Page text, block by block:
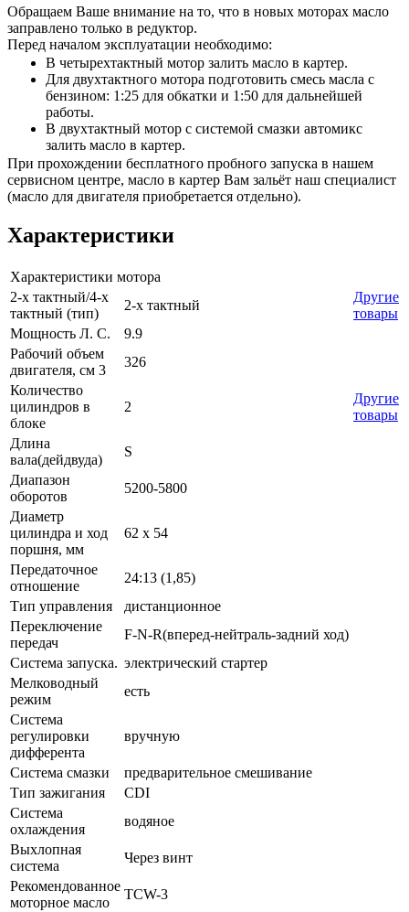
Обращаем Ваше внимание на то, что в новых моторах масло
заправлено только в редуктор.
Перед началом эксплуатации необходимо:
В четырехтактный мотор залить масло в картер.
Для двухтактного мотора подготовить смесь масла с
бензином: 1:25 для обкатки и 1:50 для дальнейшей
работы.
В двухтактный мотор с системой смазки автомикс
залить масло в картер.
При прохождении бесплатного пробного запуска в нашем
сервисном центре, масло в картер Вам зальёт наш специалист
(масло для двигателя приобретается отдельно).
Характеристики
Характеристики мотора
2-х тактный/4-х
тактный (тип)
2-х тактный
Другие
товары
Мощность Л. С.
9.9
Рабочий объем
двигателя, см 3
326
Количество
цилиндров в
блоке
2
Другие
товары
Длина
вала(дейдвуда)
S
Диапазон
оборотов
5200-5800
Диаметр
цилиндра и ход
поршня, мм
62 х 54
Передаточное
отношение
24:13 (1,85)
Тип управления
дистанционное
Переключение
передач
F-N-R(вперед-нейтраль-задний ход)
Система запуска. электрический стартер
Мелководный
режим
есть
Система
регулировки
дифферента
вручную
Система смазки
предварительное смешивание
Тип зажигания
CDI
Система
охлаждения
водяное
Выхлопная
система
Через винт
Рекомендованное
моторное масло
TCW-3